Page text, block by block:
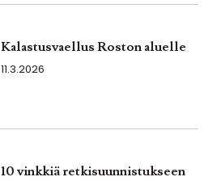
Kalastusvaellus Roston aluelle
11.3.2026
10 vinkkiä retkisuunnistukseen